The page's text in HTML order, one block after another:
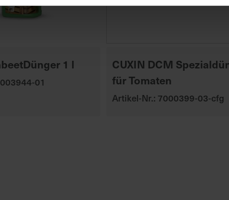
1 l
01
CUXIN DCM
für Tomaten
Artikel-Nr.: 7000399-03-cfg